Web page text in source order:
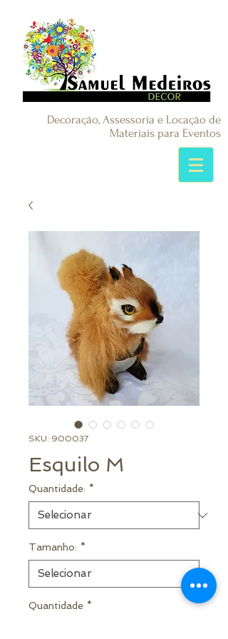
Decoração, Assessoria e Locação de
Materiais para Eventos
SKU: 900037
Esquilo M
Quantidade: *
Tamanho: *
Quantidade *